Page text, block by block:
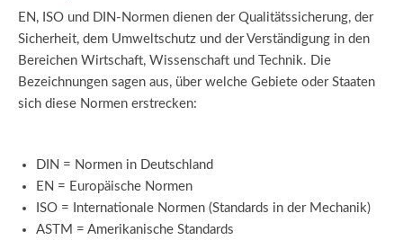
EN, ISO und DIN-Normen dienen der Qualitätssicherung, der
Sicherheit, dem Umweltschutz und der Verständigung in den
Bereichen Wirtschaft, Wissenschaft und Technik. Die
Bezeichnungen sagen aus, über welche Gebiete oder Staaten
sich diese Normen erstrecken:
DIN = Normen in Deutschland
EN = Europäische Normen
ISO = Internationale Normen (Standards in der Mechanik)
ASTM = Amerikanische Standards